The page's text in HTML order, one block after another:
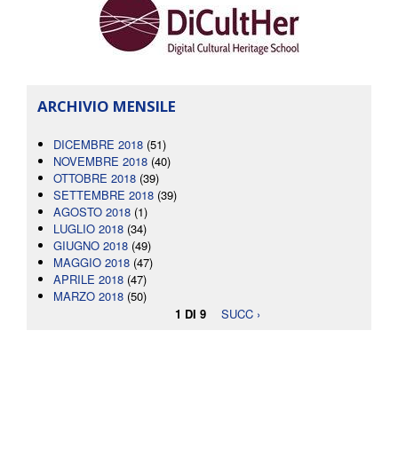
ARCHIVIO MENSILE
DICEMBRE 2018 (51)
NOVEMBRE 2018 (40)
OTTOBRE 2018 (39)
SETTEMBRE 2018 (39)
AGOSTO 2018 (1)
LUGLIO 2018 (34)
GIUGNO 2018 (49)
MAGGIO 2018 (47)
APRILE 2018 (47)
MARZO 2018 (50)
1 DI 9
SUCC ›